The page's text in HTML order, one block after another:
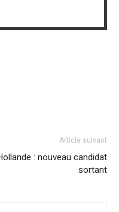
Article suivant
: nouveau candidat
sortant